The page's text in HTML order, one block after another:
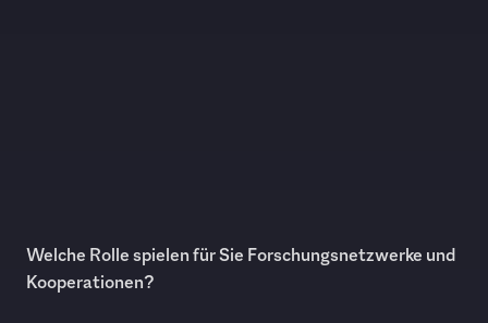
Welche Rolle spielen für Sie Forschungsnetzwerke und
Kooperationen?